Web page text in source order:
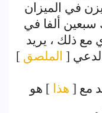
في الميزان
سبعين ألفا في
مع ذلك ، يريد
[ الملصق ]
مع [ هذا ] هو